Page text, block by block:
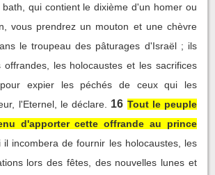
qui contient le dixième d'un homer ou
vous prendrez un mouton et une chèvre
le troupeau des pâturages d'Israël ; ils
les holocaustes et les sacrifices
expier les péchés de ceux qui les
l'Eternel, le déclare.
16 Tout le peuple
d'apporter cette offrande au prince
il incombera de fournir les holocaustes, les
lors des fêtes, des nouvelles lunes et